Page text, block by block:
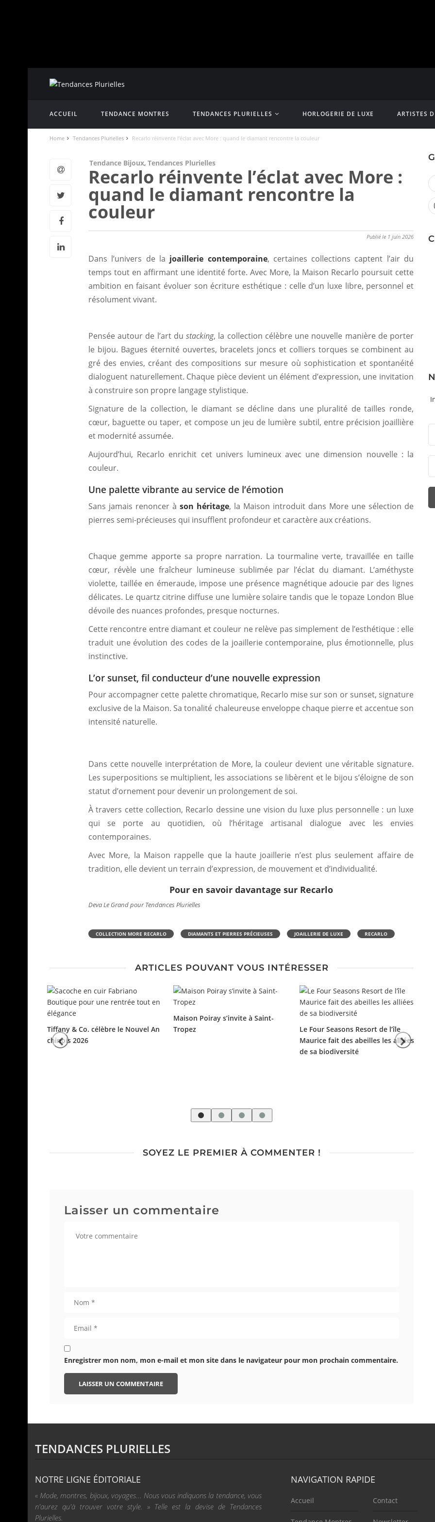
ACCUEIL TENDANCE MONTRES TENDANCES PLURIELLES HORLOGERIE DE LUXE ARTISTES
Home Tendances Plurielles Recarlo réinvente l’éclat avec More : quand le diamant rencontre la couleur
Tendance Bijoux, Tendances Plurielles
Recarlo réinvente l’éclat avec More :
quand le diamant rencontre la
couleur
Publié le 1 juin 2026
Dans l’univers de la joaillerie contemporaine, certaines collections captent l’air du
temps tout en affirmant une identité forte. Avec More, la Maison Recarlo poursuit cette
ambition en faisant évoluer son écriture esthétique : celle d’un luxe libre, personnel et
résolument vivant.
Pensée autour de l’art dustacking, la collection célèbre une nouvelle manière de porter
le bijou. Bagues éternité ouvertes, bracelets joncs et colliers torques se combinent au
gré des envies, créant des compositions sur mesure où sophistication et spontanéité
dialoguent naturellement. Chaque pièce devient un élément d’expression, une invitation
à construire son propre langage stylistique.
Signature de la collection, le diamant se décline dans une pluralité de tailles ronde,
cœur, baguette ou taper, et compose un jeu de lumière subtil, entre précision joaillière
et modernité assumée.
Aujourd’hui, Recarlo enrichit cet univers lumineux avec une dimension nouvelle : la
couleur.
Une palette vibrante au service de l’émotion
Sans jamais renoncer à son héritage, la Maison introduit dans More une sélection de
pierres semi-précieuses qui insufflent profondeur et caractère aux créations.
Chaque gemme apporte sa propre narration. La tourmaline verte, travaillée en taille
cœur, révèle une fraîcheur lumineuse sublimée par l’éclat du diamant. L’améthyste
violette, taillée en émeraude, impose une présence magnétique adoucie par des lignes
délicates. Le quartz citrine diffuse une lumière solaire tandis que le topaze London Blue
dévoile des nuances profondes, presque nocturnes.
Cette rencontre entre diamant et couleur ne relève pas simplement de l’esthétique : elle
traduit une évolution des codes de la joaillerie contemporaine, plus émotionnelle, plus
instinctive.
L’or sunset, fil conducteur d’une nouvelle expression
Pour accompagner cette palette chromatique, Recarlo mise sur son or sunset, signature
exclusive de la Maison. Sa tonalité chaleureuse enveloppe chaque pierre et accentue son
intensité naturelle.
Dans cette nouvelle interprétation de More, la couleur devient une véritable signature.
Les superpositions se multiplient, les associations se libèrent et le bijou s’éloigne de son
statut d’ornement pour devenir un prolongement de soi.
À travers cette collection, Recarlo dessine une vision du luxe plus personnelle : un luxe
qui se porte au quotidien, où l’héritage artisanal dialogue avec les envies
contemporaines.
Avec More, la Maison rappelle que la haute joaillerie n’est plus seulement affaire de
tradition, elle devient un terrain d’expression, de mouvement et d’individualité.
Pour en savoir davantage sur Recarlo
Deva Le Grand pour Tendances Plurielles
COLLECTION MORE RECARLO DIAMANTS ET PIERRES PRÉCIEUSES JOAILLERIE DE LUXE RECARLO
ARTICLES POUVANT VOUS INTÉRESSER
Tiffany & Co. célèbre le Nouvel An
chinois 2026
Maison Poiray s’invite à Saint-
Tropez
Le Four Seasons Resort de l’île
Maurice fait des abeilles les alliées
de sa biodiversité
SOYEZ LE PREMIER À COMMENTER !
Laisser un commentaire
Enregistrer mon nom, mon e-mail et mon site dans le navigateur pour mon prochain commentaire.
TENDANCES PLURIELLES
NOTRE LIGNE ÉDITORIALE
« Mode, montres, bijoux, voyages... Nous vous indiquons la tendance, vous
n'aurez qu'à trouver votre style. » Telle est la devise de Tendances
Plurielles.
NAVIGATION RAPIDE
Accueil Contact